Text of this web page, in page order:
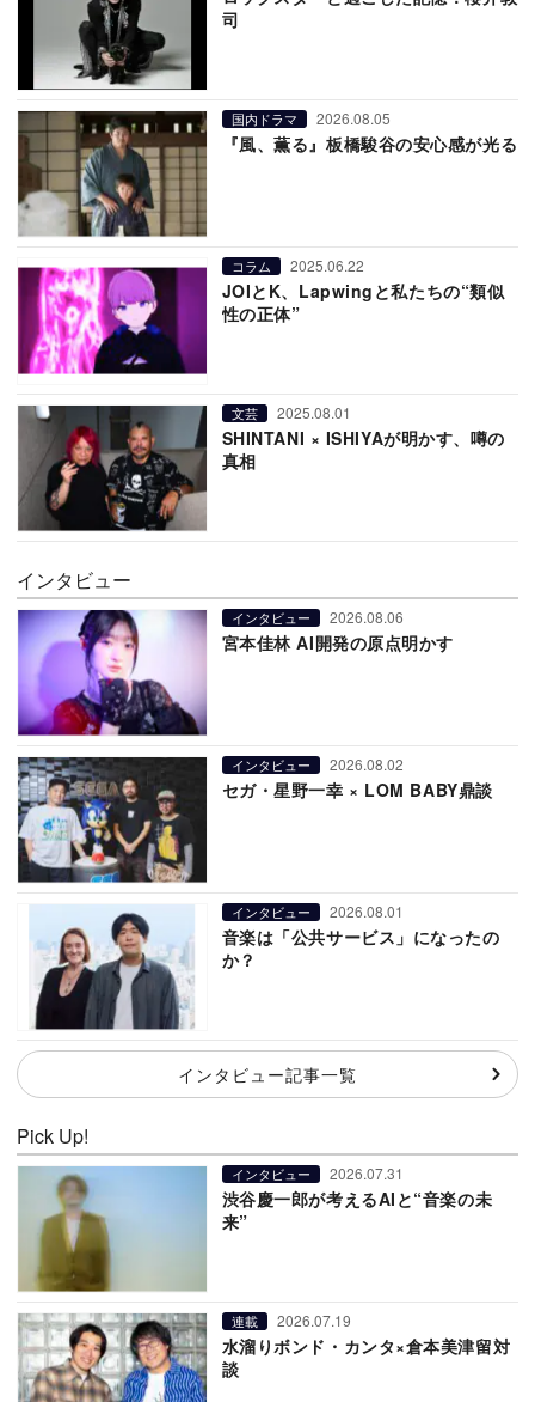
司
国内ドラマ 2026.08.05
『風、薫る』板橋駿谷の安心感が光る
コラム 2025.06.22
JOIとK、Lapwingと私たちの“類似
性の正体”
文芸 2025.08.01
SHINTANI × ISHIYAが明かす、噂の
真相
インタビュー
インタビュー 2026.08.06
宮本佳林 AI開発の原点明かす
インタビュー 2026.08.02
セガ・星野一幸 × LOM BABY鼎談
インタビュー 2026.08.01
音楽は「公共サービス」になったの
か？
インタビュー記事一覧
Pick Up!
インタビュー 2026.07.31
渋谷慶一郎が考えるAIと“音楽の未
来”
連載 2026.07.19
水溜りボンド・カンタ×倉本美津留対
談